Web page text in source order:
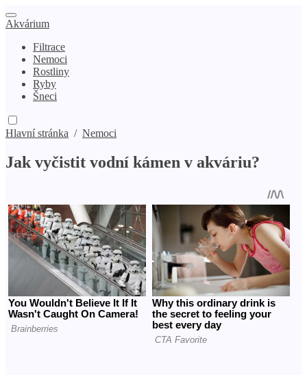
Akvárium
Filtrace
Nemoci
Rostliny
Ryby
Šneci
Hlavní stránka / Nemoci
Jak vyčistit vodní kámen v akváriu?